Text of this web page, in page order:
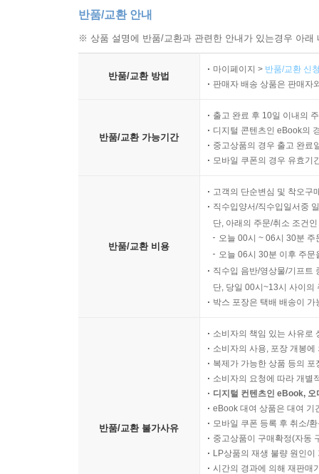
장애, 우정, 그리고 사회적 장벽
고립감과 외로움은 어떻게 극복할 수 있을까
돌봄 제공자
맺음말
반품/교환 안내
※ 상품 설명에 반품/교환과 관련한 안내가 있는경우 아
반품/교환 방법
마이페이지 > 반품/교환 신
판매자 배송 상품은 판매자
반품/교환 가능기간
출고 완료 후 10일 이내의
디지털 콘텐츠인 eBook의
중고상품의 경우 출고 완료
모바일 쿠폰의 경우 유효기
반품/교환 비용
고객의 단순변심 및 착오구
직수입양서/직수입일서중
단, 아래의 주문/취소 조건
오늘 00시 ~ 06시 30분
오늘 06시 30분 이후 주
직수입 음반/영상물/기프트
단, 당일 00시~13시 사이의
박스 포장은 택배 배송이
반품/교환 불가사유
소비자의 책임 있는 사유로
소비자의 사용, 포장 개봉
복제가 가능한 상품 등의
소비자의 요청에 따라 개별
디지털 컨텐츠인 eBook,
eBook 대여 상품은 대여 기
모바일 쿠폰 등록 후 취소/
중고상품이 구매확정(자동
LP상품의 재생 불량 원인
시간의 경과에 의해 재판매